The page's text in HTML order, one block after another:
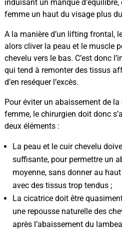
induisant un manque
femme un haut du visage plus
A la manière d’un lifting frontal,
alors cliver la peau et le muscle
chevelu vers le bas. C’est donc
qui tend à remonter des tissus
d’en reséquer l’excès.
Pour éviter un abaissement de
femme, le chirurgien doit donc
deux éléments :
La peau et le cuir chevelu
suffisante, pour permettre un
moyenne, sans donner au
avec des tissus trop tendus ;
La cicatrice doit être
une repousse naturelle des
après l’abaissement du